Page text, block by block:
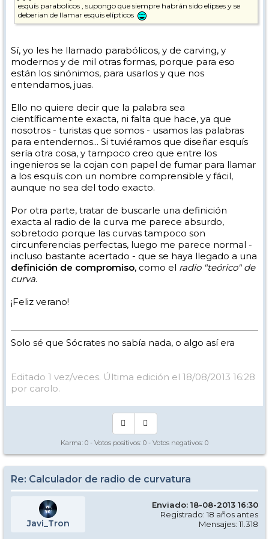
esquís parabolicos , supongo que siempre habrán sido elipses y se
deberian de llamar esquis elípticos
Sí, yo les he llamado parabólicos, y de carving, y
modernos y de mil otras formas, porque para eso
están los sinónimos, para usarlos y que nos
entendamos, juas.
Ello no quiere decir que la palabra sea
científicamente exacta, ni falta que hace, ya que
nosotros - turistas que somos - usamos las palabras
para entendernos... Si tuviéramos que diseñar esquís
sería otra cosa, y tampoco creo que entre los
ingenieros se la cojan con papel de fumar para llamar
a los esquís con un nombre comprensible y fácil,
aunque no sea del todo exacto.
Por otra parte, tratar de buscarle una definición
exacta al radio de la curva me parece absurdo,
sobretodo porque las curvas tampoco son
circunferencias perfectas, luego me parece normal -
incluso bastante acertado - que se haya llegado a una
definición de compromiso, como el radio "teórico" de
curva.
¡Feliz verano!
Solo sé que Sócrates no sabía nada, o algo así era
Editado 1 vez/veces. Última edición el 18/08/2013 16:28
por carolo.
Karma: 0 - Votos positivos: 0 - Votos negativos: 0
Re: Calculador de radio de curvatura
Javi_Tron
Enviado: 18-08-2013 16:30
Registrado: 18 años antes
Mensajes: 11.318